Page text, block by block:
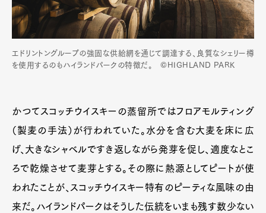
エドリントングループの強固な供給網を通じて調達する、良質なシェリー樽
を使用するのもハイランドパークの特徴だ。 ©HIGHLAND PARK
かつてスコッチウイスキーの蒸留所ではフロアモルティング
（製麦の手法）が行われていた。水分を含む大麦を床に広
げ、大きなシャベルですき返しながら発芽を促し、適度なとこ
ろで乾燥させて麦芽とする。その際に熱源としてピートが使
われたことが、スコッチウイスキー特有のピーティな風味の由
来だ。ハイランドパークはそうした伝統をいまも残す数少ない